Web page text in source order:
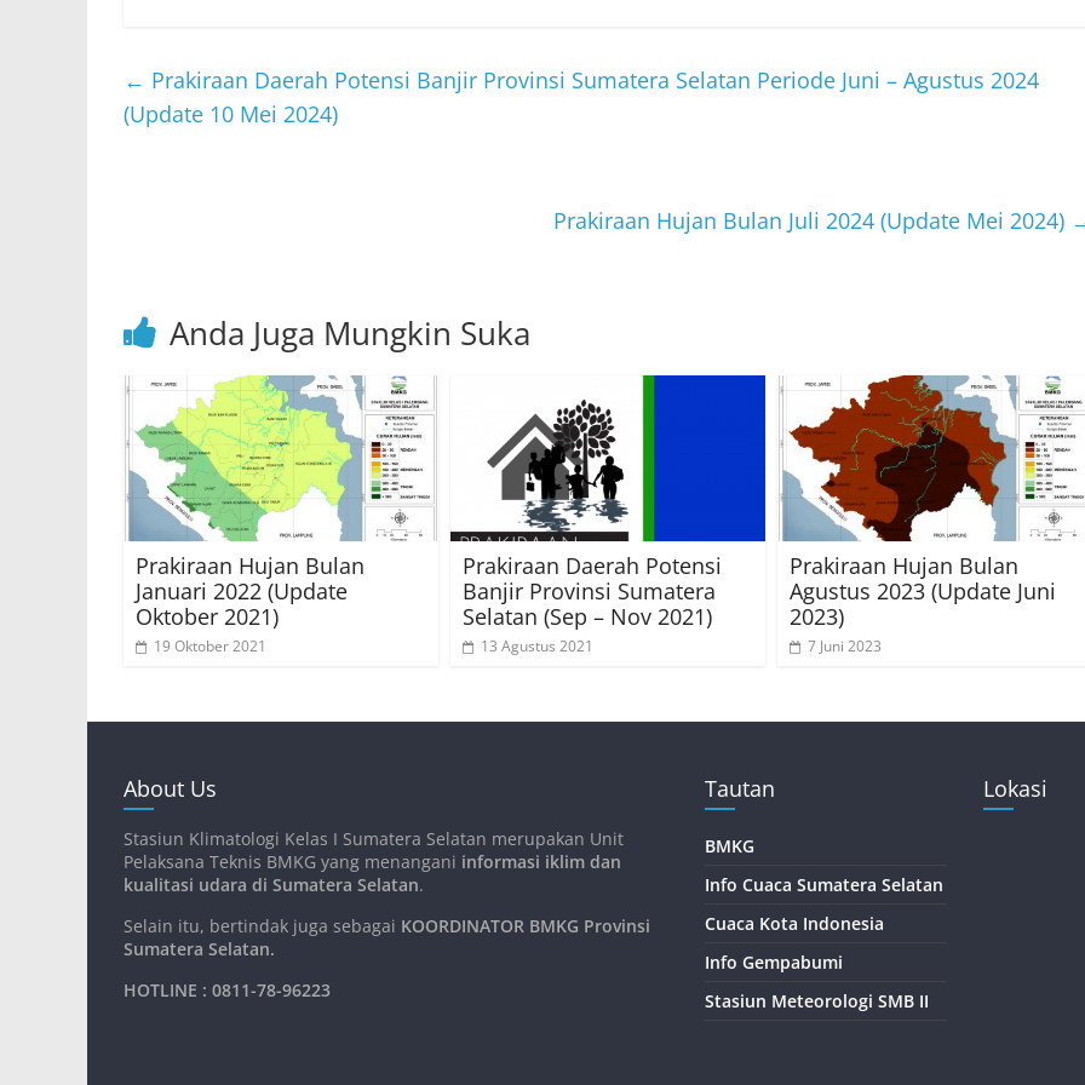
s
A
er e
b
l
← Prakiraan Daerah Potensi Banjir Provinsi Sumatera Selatan Periode Juni – Agustus 2024
(Update 10 Mei 2024)
Prakiraan Hujan Bulan Juli 2024 (Update Mei 2024)
Anda Juga Mungkin Suka
Prakiraan Hujan Bulan
Januari 2022 (Update
Oktober 2021)
19 Oktober 2021
Prakiraan Daerah Potensi
Banjir Provinsi Sumatera
Selatan (Sep – Nov 2021)
13 Agustus 2021
Prakiraan Hujan Bulan
Agustus 2023 (Update Juni
2023)
7 Juni 2023
About Us
Stasiun Klimatologi Kelas I Sumatera Selatan merupakan Unit
Pelaksana Teknis BMKG yang menangani informasi iklim dan
kualitasi udara di Sumatera Selatan.
Selain itu, bertindak juga sebagai KOORDINATOR BMKG Provinsi
Sumatera Selatan.
HOTLINE : 0811-78-96223
Tautan
BMKG
Info Cuaca Sumatera Selatan
Cuaca Kota Indonesia
Info Gempabumi
Stasiun Meteorologi SMB II
Lokasi